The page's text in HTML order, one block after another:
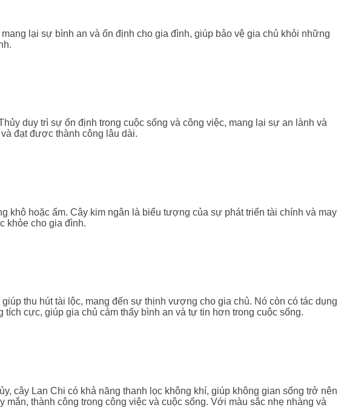
lại sự bình an và ổn định cho gia đình, giúp bảo vệ gia chủ khỏi những
duy trì sự ổn định trong cuộc sống và công việc, mang lại sự an lành và
đạt được thành công lâu dài.
khô hoặc ẩm. Cây kim ngân là biểu tượng của sự phát triển tài chính và may
khỏe cho gia đình.
thu hút tài lộc, mang đến sự thịnh vượng cho gia chủ. Nó còn có tác dụng
cực, giúp gia chủ cảm thấy bình an và tự tin hơn trong cuộc sống.
cây Lan Chi có khả năng thanh lọc không khí, giúp không gian sống trở nên
thành công trong công việc và cuộc sống. Với màu sắc nhẹ nhàng và